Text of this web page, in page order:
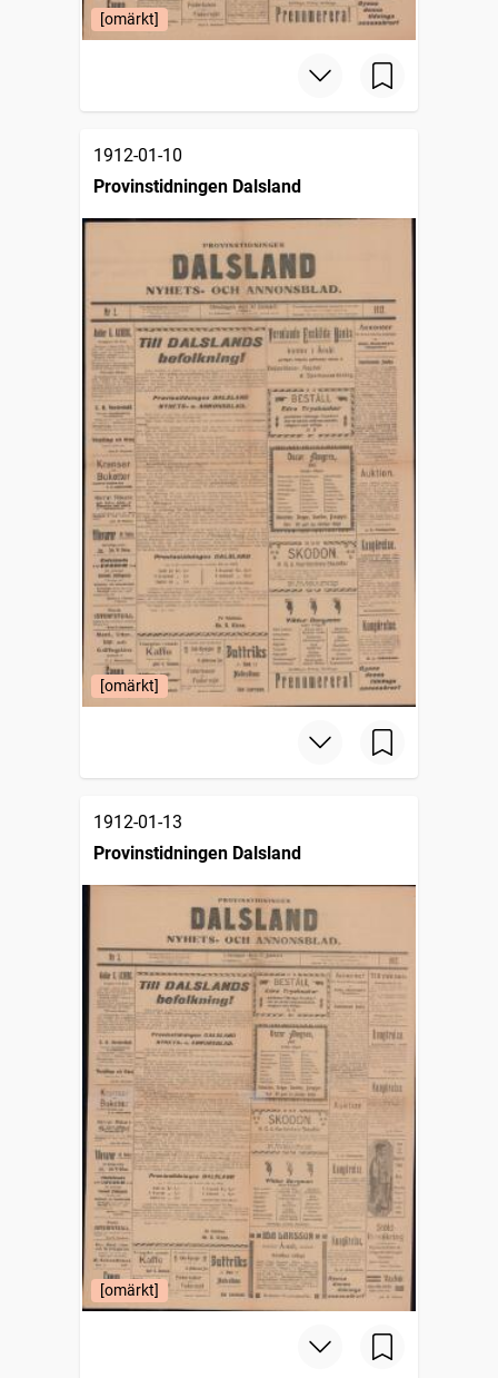
[omärkt]
1912-01-10
Provinstidningen Dalsland
[omärkt]
1912-01-13
Provinstidningen Dalsland
[omärkt]